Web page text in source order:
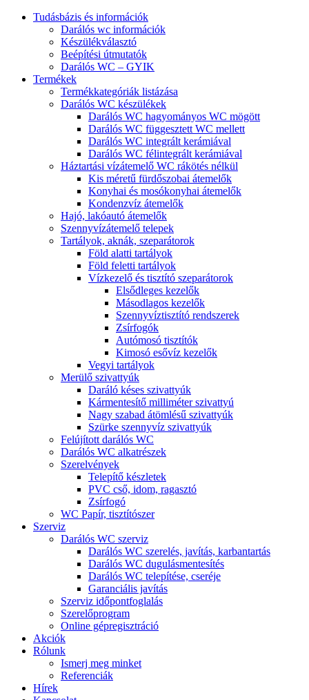
Tudásbázis és információk
Darálós wc információk
Készülékválasztó
Beépítési útmutatók
Darálós WC – GYIK
Termékek
Termékkategóriák listázása
Darálós WC készülékek
Darálós WC hagyományos WC mögött
Darálós WC függesztett WC mellett
Darálós WC integrált kerámiával
Darálós WC félintegrált kerámiával
Háztartási vízátemelő WC rákötés nélkül
Kis méretű fürdőszobai átemelők
Konyhai és mosókonyhai átemelők
Kondenzvíz átemelők
Hajó, lakóautó átemelők
Szennyvízátemelő telepek
Tartályok, aknák, szeparátorok
Föld alatti tartályok
Föld feletti tartályok
Vízkezelő és tisztító szeparátorok
Elsődleges kezelők
Másodlagos kezelők
Szennyvíztisztító rendszerek
Zsírfogók
Autómosó tisztítók
Kimosó esővíz kezelők
Vegyi tartályok
Merülő szivattyúk
Daráló késes szivattyúk
Kármentesítő milliméter szivattyú
Nagy szabad átömlésű szivattyúk
Szürke szennyvíz szivattyúk
Felújított darálós WC
Darálós WC alkatrészek
Szerelvények
Telepítő készletek
PVC cső, idom, ragasztó
Zsírfogó
WC Papír, tisztítószer
Szerviz
Darálós WC szerviz
Darálós WC szerelés, javítás, karbantartás
Darálós WC dugulásmentesítés
Darálós WC telepítése, cseréje
Garanciális javítás
Szerviz időpontfoglalás
Szerelőprogram
Online gépregisztráció
Akciók
Rólunk
Ismerj meg minket
Referenciák
Hírek